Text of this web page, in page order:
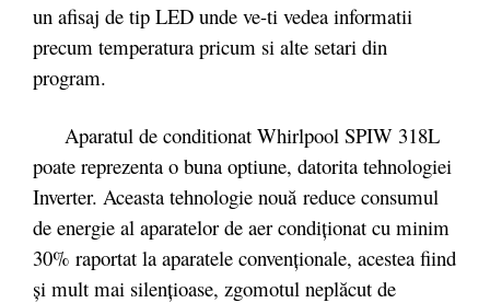
un afisaj de tip LED unde ve-ti vedea informatii
precum temperatura pricum si alte setari din
program.
Aparatul de conditionat Whirlpool SPIW 318L
poate reprezenta o buna optiune, datorita tehnologiei
Inverter. Aceasta tehnologie nouă reduce consumul
de energie al aparatelor de aer condiționat cu minim
30% raportat la aparatele convenționale, acestea fiind
și mult mai silențioase, zgomotul neplăcut de